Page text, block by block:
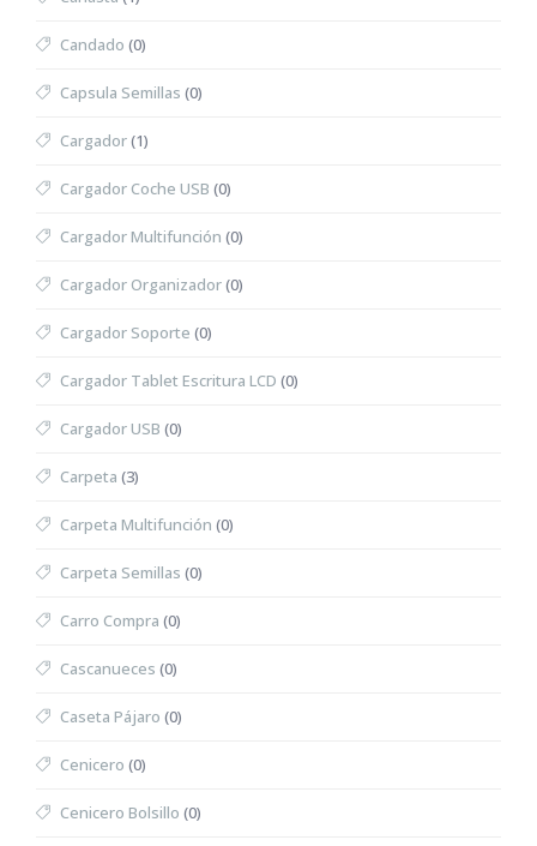
Candado (0)
Capsula Semillas (0)
Cargador(1)
Cargador Coche USB (0)
Cargador Multifunción (0)
Cargador Organizador(0)
Cargador Soporte (0)
Cargador Tablet Escritura LCD (0)
Cargador USB (0)
Carpeta (3)
Carpeta Multifunción (0)
Carpeta Semillas (0)
Carro Compra (0)
Cascanueces (0)
Caseta Pájaro (0)
Cenicero (0)
Cenicero Bolsillo (0)